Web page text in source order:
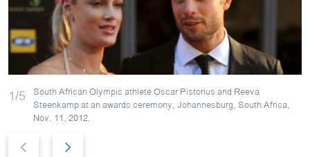
1/5 South African Olympic athlete Oscar Pistorius and Reeva
Steenkamp at an awards ceremony, Johannesburg, South Africa,
Nov. 11, 2012.